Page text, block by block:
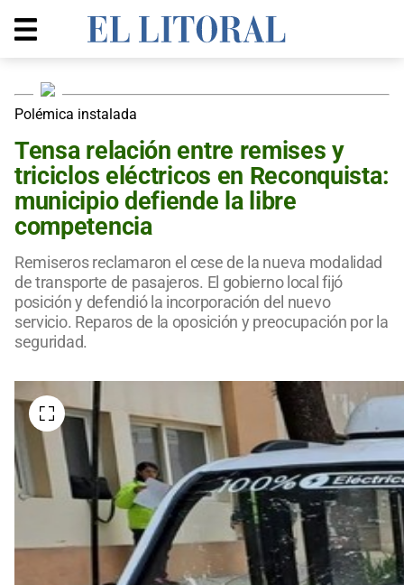
Polémica instalada
Tensa relación entre remises y
triciclos eléctricos en Reconquista:
municipio defiende la libre
competencia
Remiseros reclamaron el cese de la nueva modalidad
de transporte de pasajeros. El gobierno local fijó
posición y defendió la incorporación del nuevo
servicio. Reparos de la oposición y preocupación por la
seguridad.